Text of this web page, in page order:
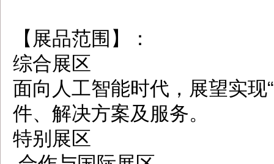
【展品范围】：
综合展区
面向人工智能时代，展望实现
件、解决方案及服务。
特别展区